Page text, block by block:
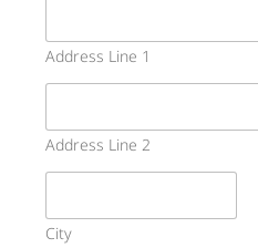
Address Line 1
Address Line 2
City